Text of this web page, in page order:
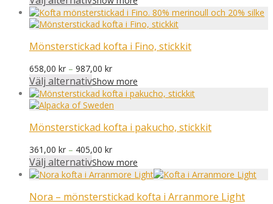
till
830,00 kr
Mönsterstickad kofta i Fino, stickkit
658,00 kr – 987,00 krPrisintervall:
658,00 kr
till
987,00 kr
Välj alternativShow more
Mönsterstickad kofta i pakucho, stickkit
361,00 kr – 405,00 krPrisintervall:
361,00 kr
till
405,00 kr
Välj alternativShow more
Nora – mönsterstickad kofta i Arranmore Light